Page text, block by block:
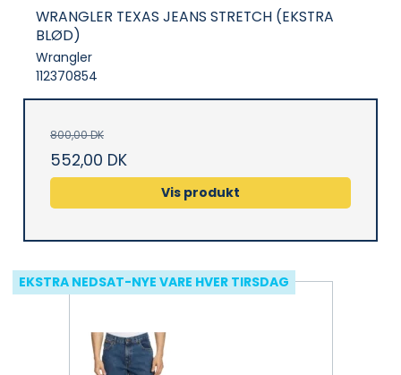
WRANGLER TEXAS JEANS STRETCH (EKSTRA
BLØD)
Wrangler
112370854
800,00 DK
552,00 DK
Vis produkt
EKSTRA NEDSAT-NYE VARE HVER TIRSDAG